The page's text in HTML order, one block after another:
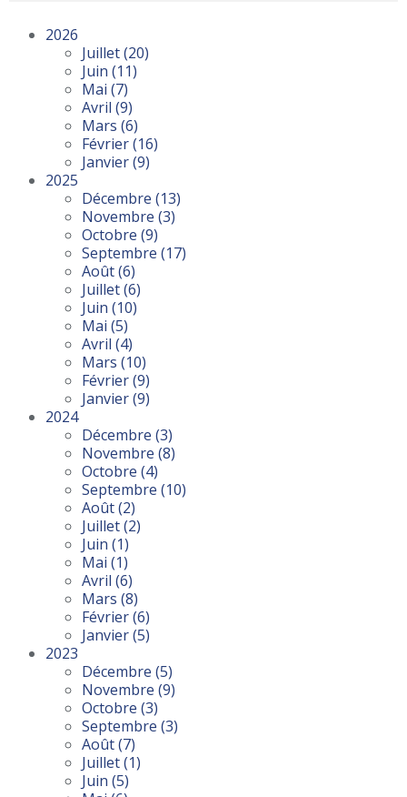
2026
Juillet(20)
Juin (11)
Mai (7)
Avril (9)
Mars (6)
Février(16)
Janvier(9)
2025
Décembre (13)
Novembre (3)
Octobre (9)
Septembre (17)
Août(6)
Juillet(6)
Juin (10)
Mai (5)
Avril (4)
Mars (10)
Février(9)
Janvier(9)
2024
Décembre (3)
Novembre (8)
Octobre (4)
Septembre (10)
Août(2)
Juillet(2)
Juin (1)
Mai (1)
Avril (6)
Mars (8)
Février(6)
Janvier(5)
2023
Décembre (5)
Novembre (9)
Octobre (3)
Septembre (3)
Août(7)
Juillet(1)
Juin (5)